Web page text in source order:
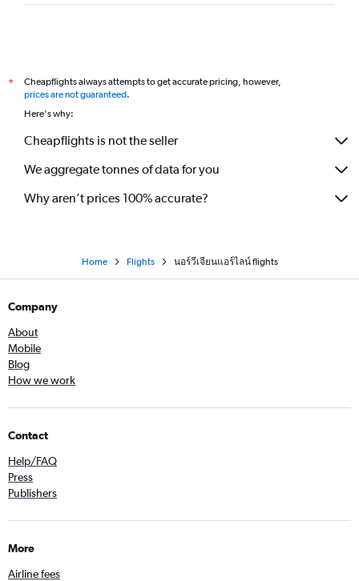
*
Cheapflights always attempts to get accurate pricing, however,
prices are not guaranteed.
Here's why:
Cheapflights is not the seller
We aggregate tonnes of data for you
Why aren’t prices 100% accurate?
Home Flights นอร์วีเจียนแอร์ไลน์ flights
Company
About
Mobile
Blog
How we work
Contact
Help/FAQ
Press
Publishers
More
Airline fees